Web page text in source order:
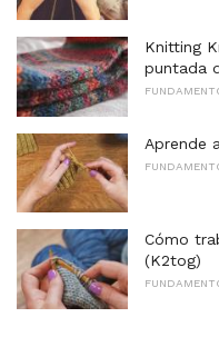
Knitting
puntada
Aprende
Cómo
(K2tog)